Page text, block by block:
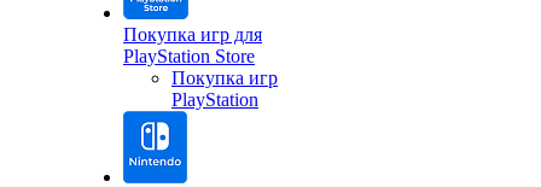
Покупка игр для
PlayStation Store
Покупка игр
PlayStation